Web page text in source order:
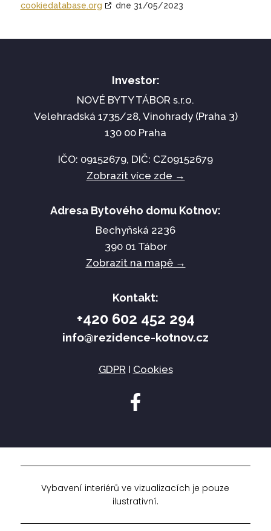
cookiedatabase.org
dne 31/05/2023
Investor:
NOVÉ BYTY TÁBOR s.r.o.
Velehradská 1735/28, Vinohrady (Praha 3)
130 00 Praha
IČO: 09152679, DIČ: CZ09152679
Zobrazit více zde →
Adresa Bytového domu Kotnov:
Bechyňská 2236
390 01 Tábor
Zobrazit na mapě →
Kontakt:
+420 602 452 294
info@rezidence-kotnov.cz
GDPRI Cookies
Vybavení interiérů ve vizualizacích je pouze
ilustrativní.